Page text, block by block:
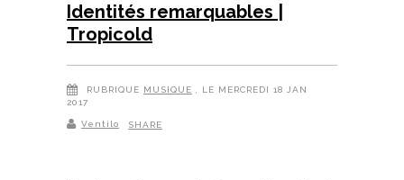
Identités remarquables |
Tropicold
RUBRIQUE MUSIQUE , LE MERCREDI 18 JAN
2017
Ventilo SHARE